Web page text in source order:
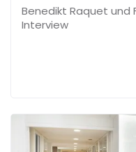
Benedikt Raquet und
Interview